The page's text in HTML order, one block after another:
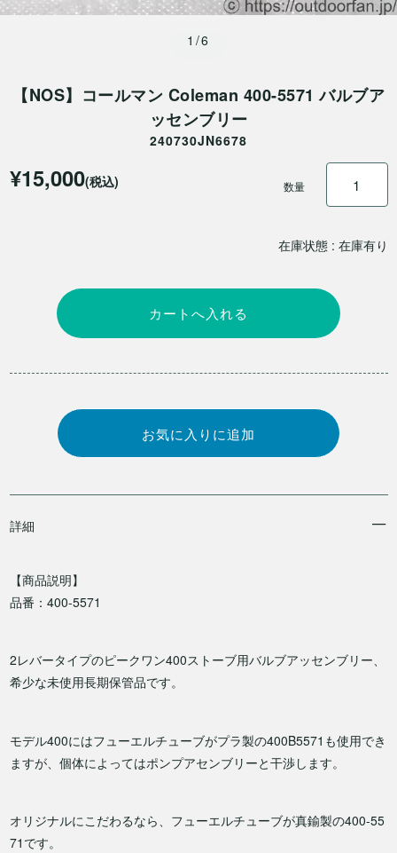
1/6
【NOS】コールマン Coleman 400-5571 バルブア
ッセンブリー
240730JN6678
在庫状態 : 在庫有り
¥15,000(税込) 数量
詳細
【商品説明】
品番：400-5571
2レバータイプのピークワン400ストーブ用バルブアッセンブリー、
希少な未使用長期保管品です。
モデル400にはフューエルチューブがプラ製の400B5571も使用でき
ますが、個体によってはポンプアセンブリーと干渉します。
オリジナルにこだわるなら、フューエルチューブが真鍮製の400-55
71です。